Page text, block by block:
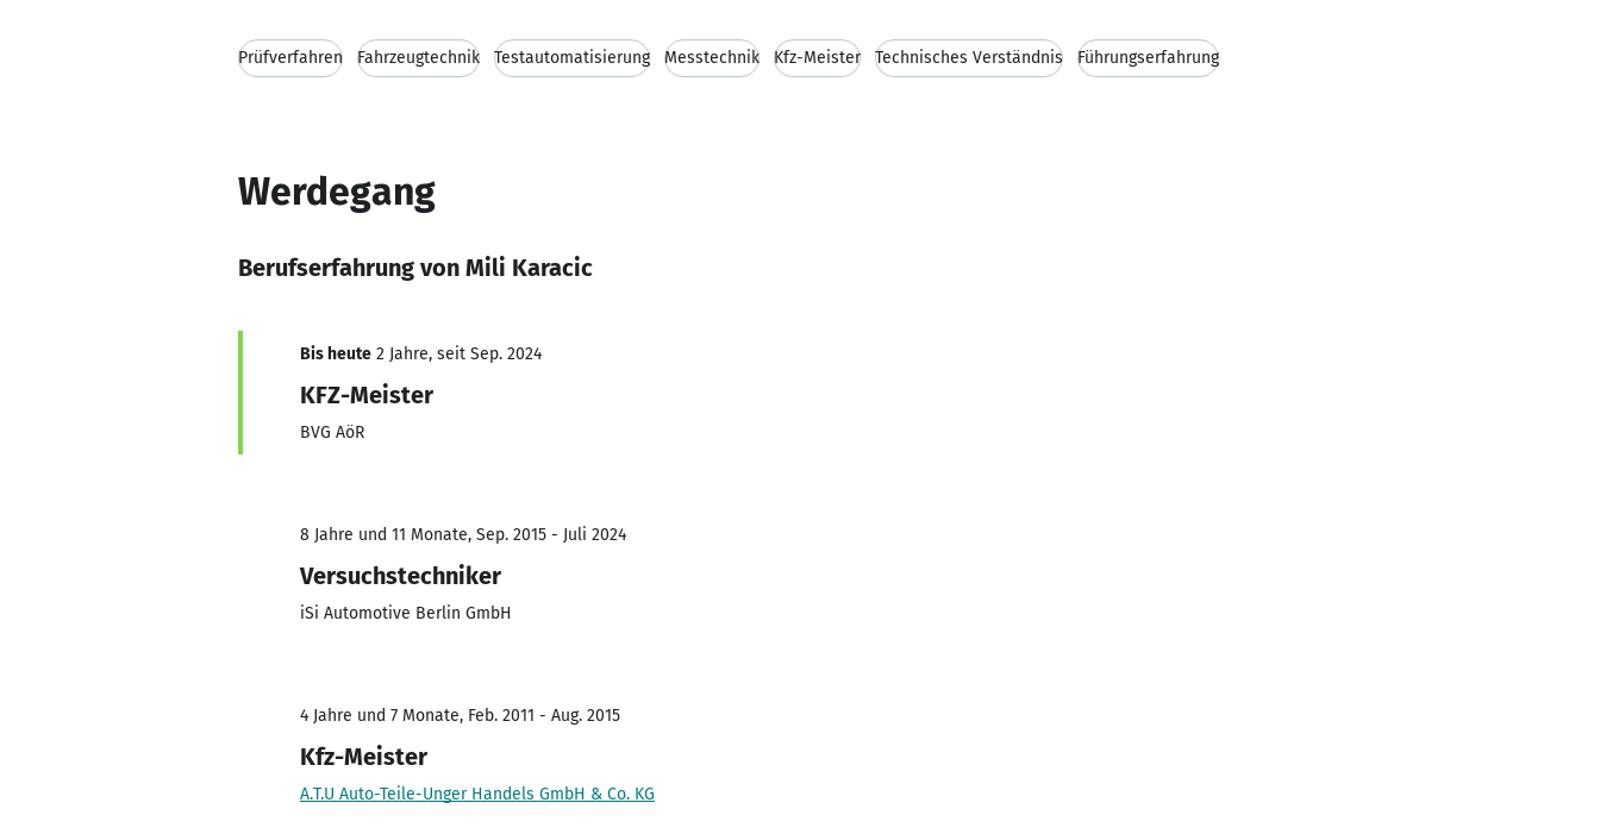
Prüfverfahren Fahrzeugtechnik Testautomatisierung Messtechnik Kfz-Meister Technisches Verständnis Führungserfahrung
Werdegang
Berufserfahrung von Mili Karacic
Bis heute 2 Jahre, seit Sep. 2024
KFZ-Meister
BVG AöR
8 Jahre und 11 Monate, Sep. 2015 - Juli 2024
Versuchstechniker
iSi Automotive Berlin GmbH
4 Jahre und 7 Monate, Feb. 2011 - Aug. 2015
Kfz-Meister
A.T.U Auto-Teile-Unger Handels GmbH & Co. KG